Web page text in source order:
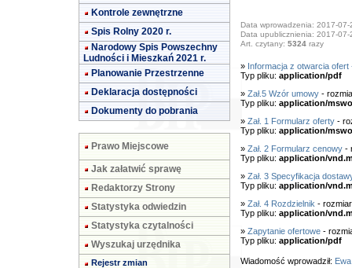
Kontrole zewnętrzne
Spis Rolny 2020 r.
Narodowy Spis Powszechny
Ludności i Mieszkań 2021 r.
Planowanie Przestrzenne
Deklaracja dostępności
Dokumenty do pobrania
Prawo Miejscowe
Jak załatwić sprawę
Redaktorzy Strony
Statystyka odwiedzin
Statystyka czytalności
Wyszukaj urzędnika
Rejestr zmian
Data wprowadzenia: 2017-07-
Data upublicznienia: 2017-07-
Art. czytany: 5324razy
» Informacja z otwarcia
Typ pliku: application/pdf
» Zał.5 Wzór umowy-
Typ pliku: application/
» Zał. 1 Formularz oferty-
Typ pliku: application/
» Zał. 2 Formularz cenowy-
Typ pliku: application/
» Zał. 3 Specyfikacja
Typ pliku: application/
» Zał. 4 Rozdzielnik -
Typ pliku: application/
» Zapytanie ofertowe -
Typ pliku: application/pdf
Wiadomość wprowadził: